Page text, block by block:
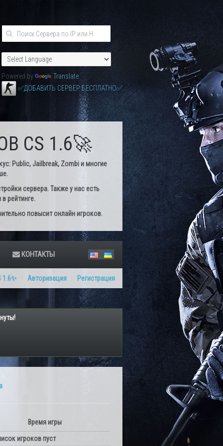
Powered by
Translate
✅ДОБАВИТЬ СЕРВЕР БЕСПЛАТНО✅
CS 1.6🚀
Public, Jailbreak, Zombi и многие
сервера. Также у нас есть
рейтинге.
повысит онлайн игроков.
КОНТАКТЫ
1.6✨ Авторизация Регистрация
Время игры
игроков пуст